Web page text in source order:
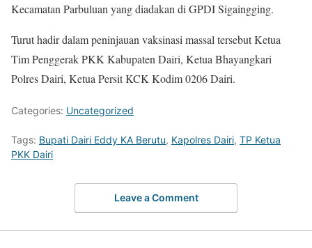
Kecamatan Parbuluan yang diadakan di GPDI Sigaingging.
Turut hadir dalam peninjauan vaksinasi massal tersebut Ketua
Tim Penggerak PKK Kabupaten Dairi, Ketua Bhayangkari
Polres Dairi, Ketua Persit KCK Kodim 0206 Dairi.
Categories: Uncategorized
Tags: Bupati Dairi Eddy KA Berutu, Kapolres Dairi, TP Ketua
PKK Dairi
Leave a Comment